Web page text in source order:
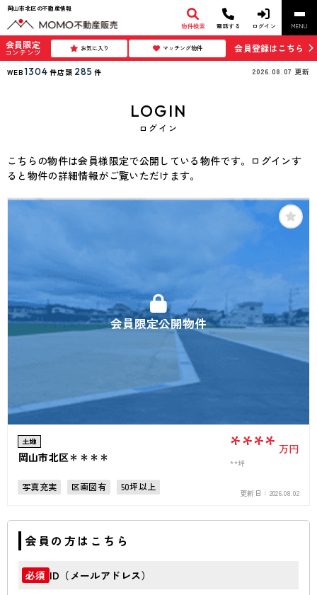
岡山市北区の不動産情報
物件検索 電話する ログイン MENU
会員限定
コンテンツ お気に入り マッチング物件 会員登録はこちら
WEB 1304 件店頭 285 件 2026.08.07 更新
LOGIN
ログイン
こちらの物件は会員様限定で公開している物件です。ログインす
ると物件の詳細情報がご覧いただけます。
会員限定公開物件
土地
岡山市北区＊＊＊＊ **** 万円
**坪
写真充実 区画図有 50坪以上
更新日： 2026.08.02
会員の方はこちら
必須 ID（メールアドレス）